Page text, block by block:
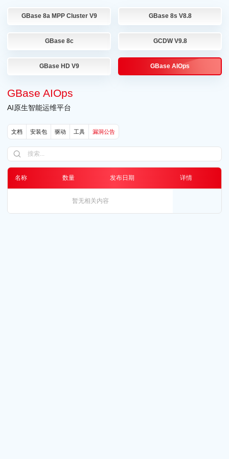
GBase 8a MPP Cluster V9 GBase 8s V8.8
GBase 8c GCDW V9.8
GBase HD V9 GBase AIOps
GBase AIOps
AI原生智能运维平台
文档 安装包 驱动 工具 漏洞公告
名称 数量 发布日期 详情
暂无相关内容